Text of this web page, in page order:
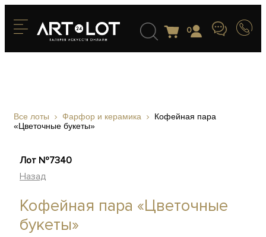
0
Все лоты Фарфор и керамика
Кофейная пара
«Цветочные букеты»
Лот №7340
Назад
Кофейная пара «Цветочные
букеты»